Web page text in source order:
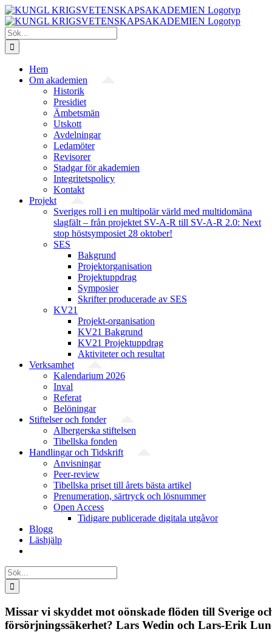
Fortsätt
till
innehållet
Sök
efter:
Hem
Om akademien
Historik
Presidiet
Ämbetsmän
Utskott
Avdelningar
Ledamöter
Revisorer
Stadgar för akademien
Integritetspolicy
Kontakt
Projekt
Sveriges roll i en multipolär värld med multidomäna
slagfält – från projektet SV-A-R till SV-A-R 2.0: Next
stop höstsymposiet 28 oktober!
SES
Bakgrund
Projekt­organisation
Projektuppdrag
Symposier
Skrifter producerade av SES
KV21
Projekt-organisation
KV21 Bakgrund
KV21 Projektuppdrag
Aktiviteter och resultat
Verksamhet
Kalendarium 2026
Inval
Referat
Belöningar
Stiftelser och fonder
Albergerska stiftelsen
Tibellska fonden
Handlingar och Tidskrift
Anvisningar
Peer-review
Tibellska priset till årets bästa artikel
Prenumeration, särtryck och lösnummer
Open Access
Tidigare publicerade digitala utgåvor
Blogg
Läshjälp
Sök
efter:
Missar vi skyddet mot oönskade flöden till Sverige
försörjningssäkerhet? Lars Wedin och Lars-Erik